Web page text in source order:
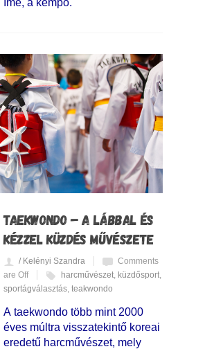
Íme, a kempo.
TAEKWONDO – A LÁBBAL ÉS
KÉZZEL KÜZDÉS MŰVÉSZETE
/ Kelényi Szandra
Comments
are Off
harcművészet, küzdősport,
sportágválasztás, teakwondo
A taekwondo több mint 2000
éves múltra visszatekintő koreai
eredetű harcművészet, mely